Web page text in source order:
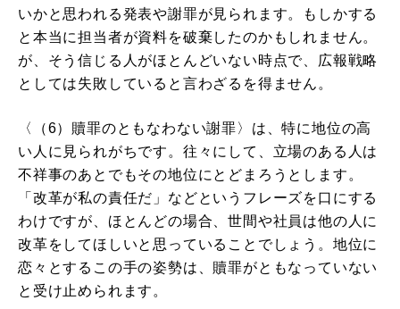
いかと思われる発表や謝罪が見られます。もしかする
と本当に担当者が資料を破棄したのかもしれません。
が、そう信じる人がほとんどいない時点で、広報戦略
としては失敗していると言わざるを得ません。
〈（6）贖罪のともなわない謝罪〉は、特に地位の高
い人に見られがちです。往々にして、立場のある人は
不祥事のあとでもその地位にとどまろうとします。
「改革が私の責任だ」などというフレーズを口にする
わけですが、ほとんどの場合、世間や社員は他の人に
改革をしてほしいと思っていることでしょう。地位に
恋々とするこの手の姿勢は、贖罪がともなっていない
と受け止められます。